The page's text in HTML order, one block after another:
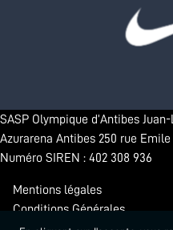
SASP Olympique d’Antibes
Azurarena Antibes 250 rue Emile
Numéro SIREN : 402 308 936
Mentions légales
Conditions Générales